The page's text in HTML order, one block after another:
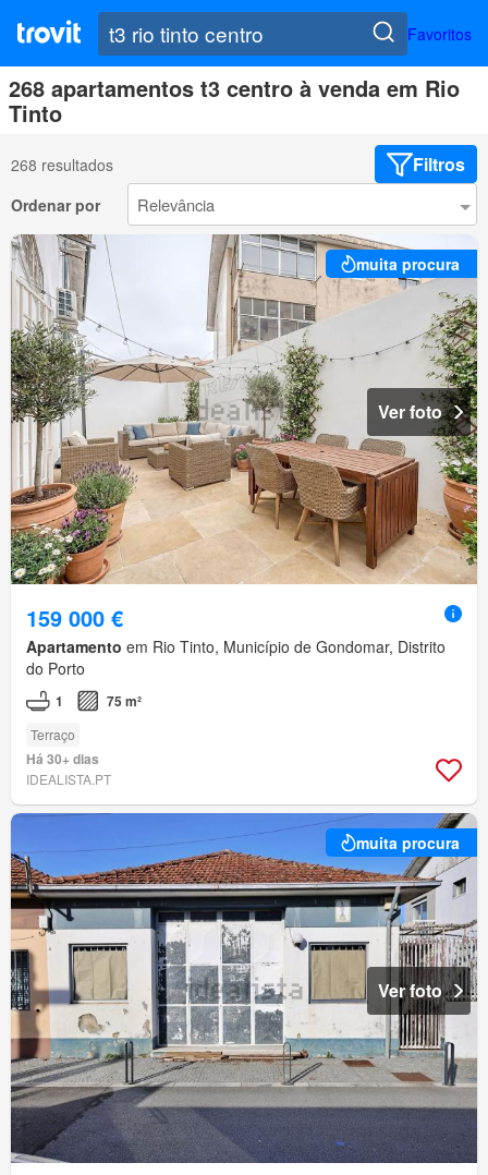
Favoritos
268 apartamentos t3 centro à venda em Rio
Tinto
268 resultados Filtros
Ordenar por
muita procura
Ver foto
159 000 €
Apartamento em Rio Tinto, Município de Gondomar, Distrito
do Porto
1 75 m²
Terraço
Há 30+ dias
IDEALISTA.PT
muita procura
Ver foto